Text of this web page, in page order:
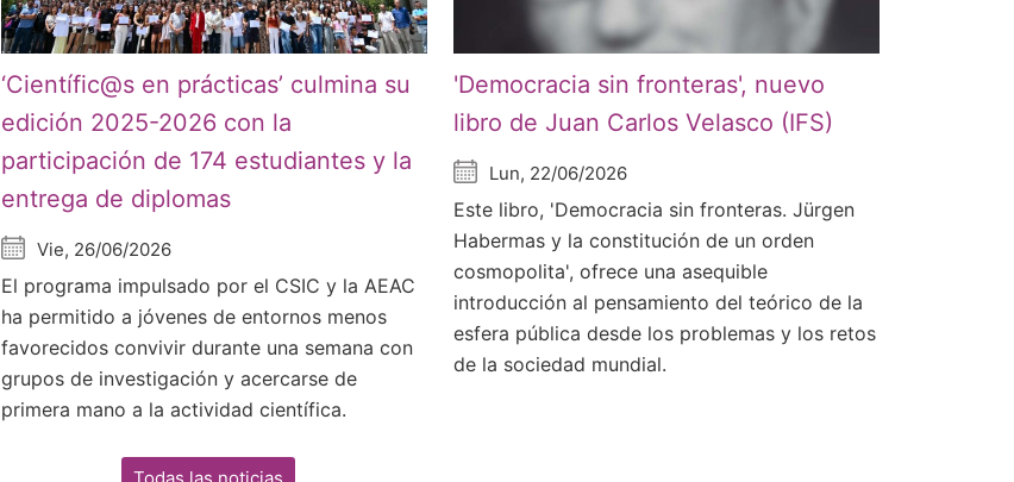
‘Científic@s en prácticas’ culmina su
edición 2025-2026 con la
participación de 174 estudiantes y la
entrega de diplomas
Vie, 26/06/2026
El programa impulsado por el CSIC y la AEAC
ha permitido a jóvenes de entornos menos
favorecidos convivir durante una semana con
grupos de investigación y acercarse de
primera mano a la actividad científica.
'Democracia sin fronteras', nuevo
libro de Juan Carlos Velasco (IFS)
Lun, 22/06/2026
Este libro, 'Democracia sin fronteras. Jürgen
Habermas y la constitución de un orden
cosmopolita', ofrece una asequible
introducción al pensamiento del teórico de la
esfera pública desde los problemas y los retos
de la sociedad mundial.